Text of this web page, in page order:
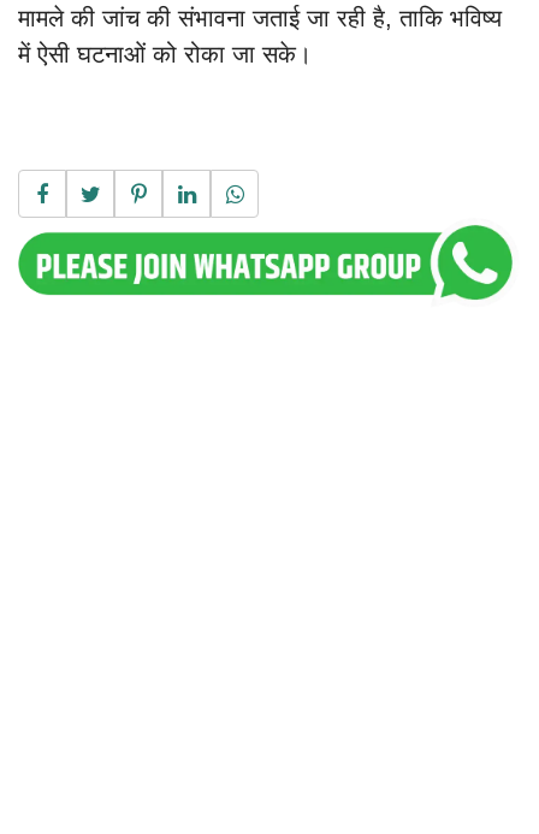
मामले की जांच की संभावना जताई जा रही है, ताकि भविष्य
में ऐसी घटनाओं को रोका जा सके।